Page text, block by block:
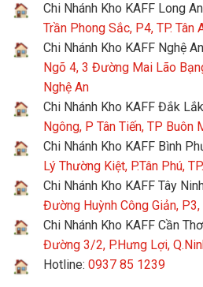
Chi Nhánh Kho KAFF Long
Trần Phong Sắc, P4, TP. Tân
Chi Nhánh Kho KAFF Nghệ
Ngõ 4, 3 Đường Mai Lão
Nghệ An
Chi Nhánh Kho KAFF Đắk
Ngông, P Tân Tiến, TP Buôn
Chi Nhánh Kho KAFF Bình
Lý Thường Kiệt, P.Tân Phú,
Chi Nhánh Kho KAFF Tây
Đường Huỳnh Công Giản, P3,
Chi Nhánh Kho KAFF Cần
Đường 3/2, P.Hưng Lợi,
Hotline: 0937 85 1239